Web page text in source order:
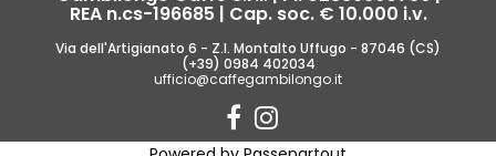
REA n.cs-196685 | Cap. soc. € 10.000 i.v.
Via dell'Artigianato 6 - Z.I. Montalto Uffugo - 87046 (CS)
(+39) 0984 402034
ufficio@caffegambilongo.it